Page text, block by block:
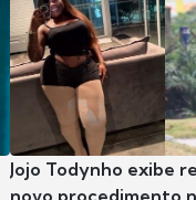
Jojo Todynho exibe